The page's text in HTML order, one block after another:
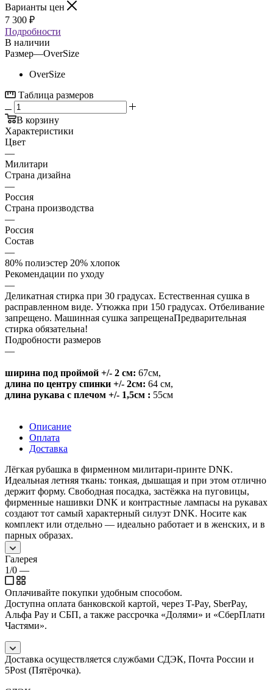
Варианты цен
7 300 ₽
Подробности
В наличии
Размер—OverSize
OverSize
Таблица размеров
В корзину
Характеристики
Цвет
—
Милитари
Страна дизайна
—
Россия
Страна производства
—
Россия
Состав
—
80% полиэстер 20% хлопок
Рекомендации по уходу
—
Деликатная стирка при 30 градусах. Естественная сушка в
расправленном виде. Утюжка при 150 градусах. Отбеливание
запрещено. Машинная сушка запрещенаПредварительная
стирка обязательна!
Подробности размеров
—
ширина под проймой +/- 2 см: 67см,
длина по центру спинки +/- 2см: 64 см,
длина рукава с плечом +/- 1,5см : 55см
Описание
Оплата
Доставка
Лёгкая рубашка в фирменном милитари-принте DNK.
Идеальная летняя ткань: тонкая, дышащая и при этом отлично
держит форму. Свободная посадка, застёжка на пуговицы,
фирменные нашивки DNK и контрастные лампасы на рукавах
создают тот самый характерный силуэт DNK. Носите как
комплект или отдельно — идеально работает и в женских, и в
парных образах.
Галерея
1/0 —
Оплачивайте покупки удобным способом.
Доступна оплата банковской картой, через T-Pay, SberPay,
Альфа Pay и СБП, а также рассрочка «Долями» и «СберПлати
Частями».
Доставка осуществляется службами СДЭК, Почта России и
5Post (Пятёрочка).